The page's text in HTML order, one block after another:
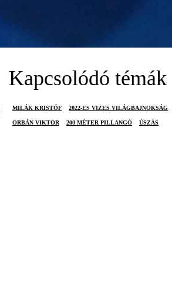
Kapcsolódó témák
MILÁK KRISTÓF 2022-ES VIZES VILÁGBAJNOKSÁG
ORBÁN VIKTOR 200 MÉTER PILLANGÓ ÚSZÁS